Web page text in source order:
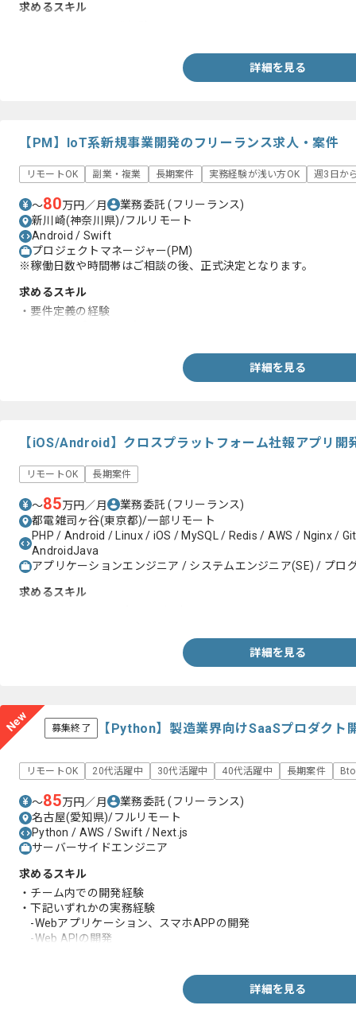
求めるスキル
詳細を見る
【PM】IoT系新規事業開発のフリーランス求人・案件
リモートOK 副業・複業 長期案件 実務経験が浅い方OK 週3日か
〜80万円／月 業務委託(フリーランス)
新川崎(神奈川県)/フルリモート
Android / Swift
プロジェクトマネージャー(PM)
※稼働日数や時間帯はご相談の後、正式決定となります。
求めるスキル
・要件定義の経験
詳細を見る
【iOS/Android】クロスプラットフォーム社報アプリ開
リモートOK 長期案件
〜85万円／月 業務委託(フリーランス)
都電雑司ヶ谷(東京都)/一部リモート
PHP / Android / Linux / iOS / MySQL / Redis / AWS / Nginx /
AndroidJava
アプリケーションエンジニア / システムエンジニア(SE) / プロ
求めるスキル
詳細を見る
New 募集終了 【Python】製造業界向けSaaSプロダクト
リモートOK 20代活躍中 30代活躍中 40代活躍中 長期案件
〜85万円／月 業務委託(フリーランス)
名古屋(愛知県)/フルリモート
Python / AWS / Swift / Next.js
サーバーサイドエンジニア
求めるスキル
・チーム内での開発経験
・下記いずれかの実務経験
-Webアプリケーション、スマホAPPの開発
-Web APIの開発
詳細を見る